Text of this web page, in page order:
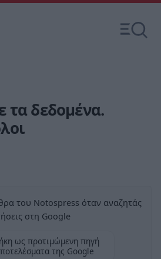
τα δεδομένα.
του Notospress όταν αναζητάς
στη Google
ως προτιμώμενη πηγή
της Google